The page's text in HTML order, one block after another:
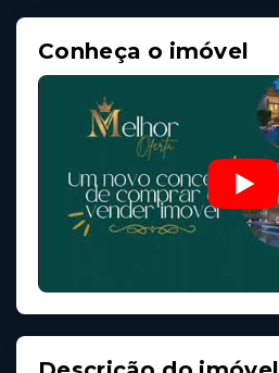
Conheça o imóvel